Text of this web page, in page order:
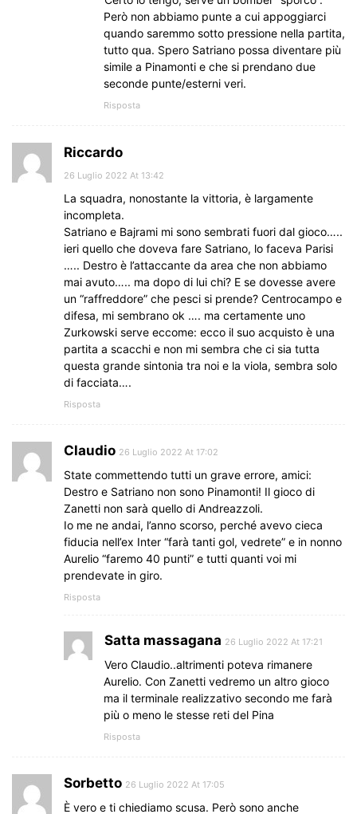
Però non abbiamo punte a cui appoggiarci
quando saremmo sotto pressione nella partita,
tutto qua. Spero Satriano possa diventare più
simile a Pinamonti e che si prendano due
seconde punte/esterni veri.
Risposta
Riccardo
26 Luglio 2022 At 13:42
La squadra, nonostante la vittoria, è largamente
incompleta.
Satriano e Bajrami mi sono sembrati fuori dal gioco…..
ieri quello che doveva fare Satriano, lo faceva Parisi
….. Destro è l’attaccante da area che non abbiamo
mai avuto….. ma dopo di lui chi? E se dovesse avere
un “raffreddore” che pesci si prende? Centrocampo e
difesa, mi sembrano ok …. ma certamente uno
Zurkowski serve eccome: ecco il suo acquisto è una
partita a scacchi e non mi sembra che ci sia tutta
questa grande sintonia tra noi e la viola, sembra solo
di facciata….
Risposta
Claudio 26 Luglio 2022 At 17:02
State commettendo tutti un grave errore, amici:
Destro e Satriano non sono Pinamonti! Il gioco di
Zanetti non sarà quello di Andreazzoli.
Io me ne andai, l’anno scorso, perché avevo cieca
fiducia nell’ex Inter “farà tanti gol, vedrete” e in nonno
Aurelio “faremo 40 punti” e tutti quanti voi mi
prendevate in giro.
Risposta
Satta massagana 26 Luglio 2022 At 17:21
Vero Claudio..altrimenti poteva rimanere
Aurelio. Con Zanetti vedremo un altro gioco
ma il terminale realizzativo secondo me farà
più o meno le stesse reti del Pina
Risposta
Sorbetto 26 Luglio 2022 At 17:05
È vero e ti chiediamo scusa. Però sono anche